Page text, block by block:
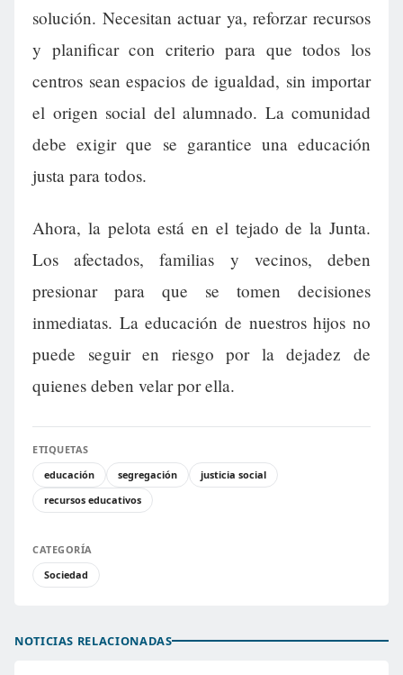
solución. Necesitan actuar ya, reforzar recursos
y planificar con criterio para que todos los
centros sean espacios de igualdad, sin importar
el origen social del alumnado. La comunidad
debe exigir que se garantice una educación
justa para todos.
Ahora, la pelota está en el tejado de la Junta.
Los afectados, familias y vecinos, deben
presionar para que se tomen decisiones
inmediatas. La educación de nuestros hijos no
puede seguir en riesgo por la dejadez de
quienes deben velar por ella.
ETIQUETAS
educación
segregación
justicia social
recursos educativos
CATEGORÍA
Sociedad
NOTICIAS RELACIONADAS